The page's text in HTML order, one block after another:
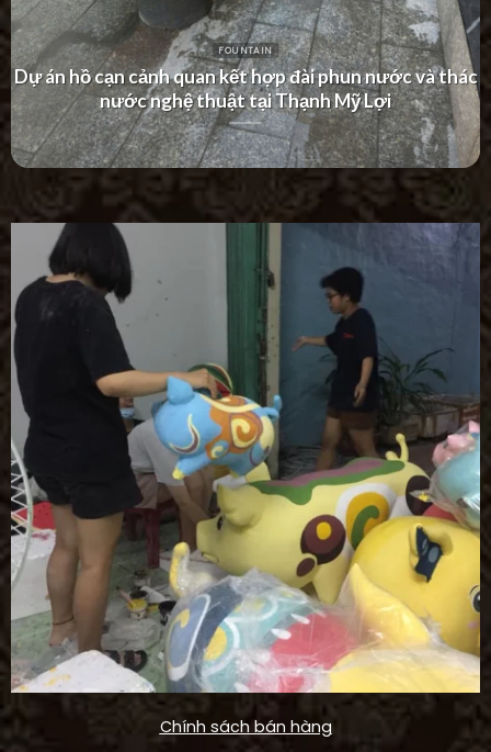
FOUNTAIN
Dự án thác nước tường hiện đại tại Khu Dân Cư Hà Đô
Villa
Chính sách bán hàng